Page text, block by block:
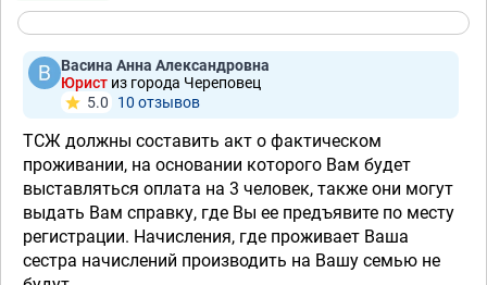
Васина Анна Александровна
Юрист из города Череповец
5.0
10 отзывов
ТСЖ должны составить акт о фактическом
проживании, на основании которого Вам будет
выставляться оплата на 3 человек, также они могут
выдать Вам справку, где Вы ее предъявите по месту
регистрации. Начисления, где проживает Ваша
сестра начислений производить на Вашу семью не